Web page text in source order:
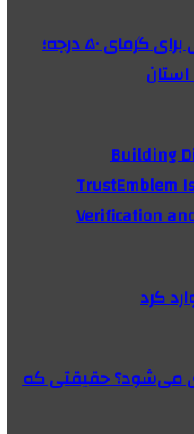
هشدار قرمز هواشناسی برای گرمای ۵۰ درجه؛
Building
TrustEmblem
Verification
کرد
می‌شود؟ حقیقتی که